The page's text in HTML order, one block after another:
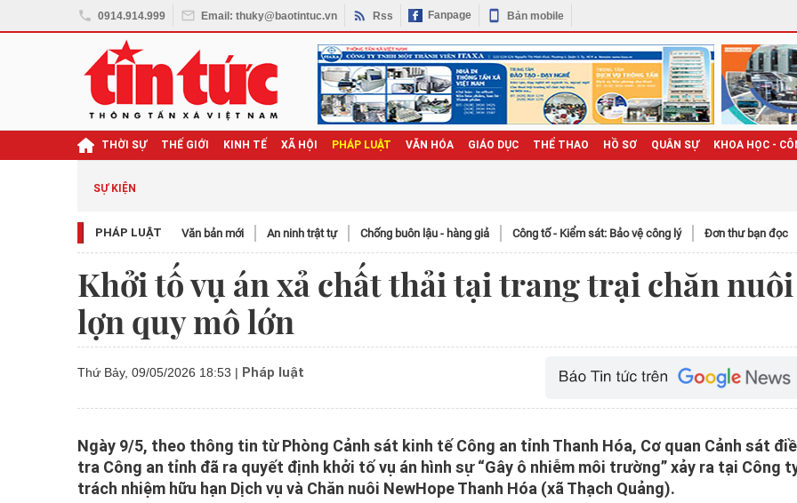
0914.914.999 Email: thuky@baotintuc.vn Rss Fanpage Bản mobile
THỜI SỰ THẾ GIỚI KINH TẾ XÃ HỘI PHÁP LUẬT VĂN HÓA GIÁO DỤC THỂ THAO HỒ SƠ QUÂN SỰ KHOA HỌC -
SỰ KIỆN
PHÁP LUẬT Văn bản mới An ninh trật tự Chống buôn lậu - hàng giả Công tố - Kiểm sát: Bảo vệ công lý Đơn thư bạn đọc
Khởi tố vụ án xả chất thải tại trang trại chăn nuôi
lợn quy mô lớn
Thứ Bảy, 09/05/2026 18:53 | Pháp luật
Ngày 9/5, theo thông tin từ Phòng Cảnh sát kinh tế Công an tỉnh Thanh Hóa, Cơ quan Cảnh sát
tra Công an tỉnh đã ra quyết định khởi tố vụ án hình sự “Gây ô nhiễm môi trường” xảy ra tại Công
trách nhiệm hữu hạn Dịch vụ và Chăn nuôi NewHope Thanh Hóa (xã Thạch Quảng).